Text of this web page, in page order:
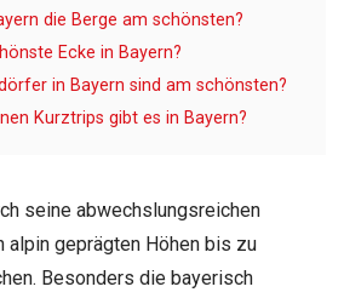
die Berge am schönsten?
Ecke in Bayern?
in Bayern sind am schönsten?
Kurztrips gibt es in Bayern?
seine abwechslungsreichen
alpin geprägten Höhen bis zu
Besonders die bayerisch